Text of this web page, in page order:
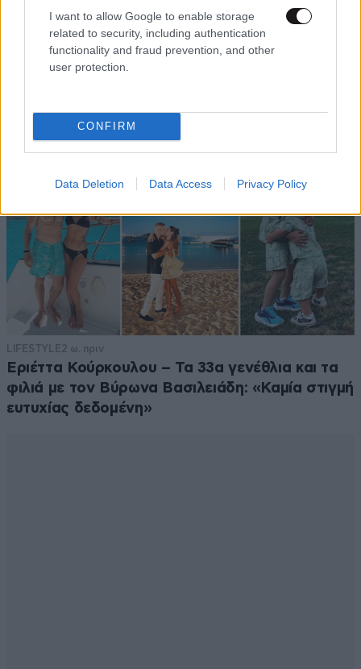
I want to allow Google to enable storage
related to security, including authentication
functionality and fraud prevention, and other
user protection.
CONFIRM
Data Deletion Data Access Privacy Policy
LIFESTYLE 2 ω. πριν
Εριέττα Κούρκουλου – Τα 33α γενέθλια και τα
φιλιά με τον Βύρωνα Βασιλειάδη: «Καμία στιγμή
ευτυχίας δεδομένη»